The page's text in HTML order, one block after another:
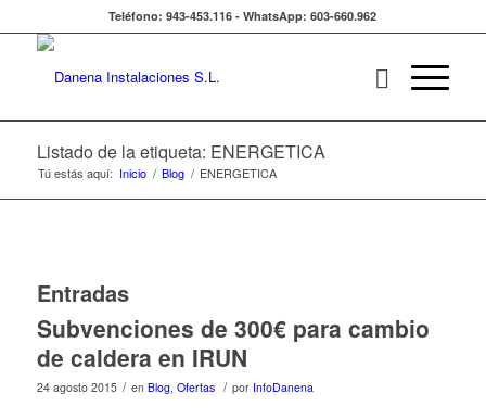
Teléfono: 943-453.116 - WhatsApp: 603-660.962
Listado de la etiqueta: ENERGETICA
Tú estás aquí: Inicio / Blog / ENERGETICA
Entradas
Subvenciones de 300€ para cambio
de caldera en IRUN
24 agosto 2015 / en Blog, Ofertas / por InfoDanena